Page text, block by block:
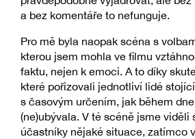
a bez komentáře to nefunguje.
Pro mě byla naopak scéna s
kterou jsem mohla ve filmu
faktu, nejen k emoci. A to díky
které pořizovali jednotliví lidé
s časovým určením, jak během
(ne)ubývala. V té scéně jsme viděli
účastníky nějaké situace, zatímco